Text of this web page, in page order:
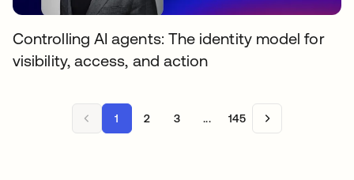
Controlling AI agents: The identity model for
visibility, access, and action
1 2 3 ... 145